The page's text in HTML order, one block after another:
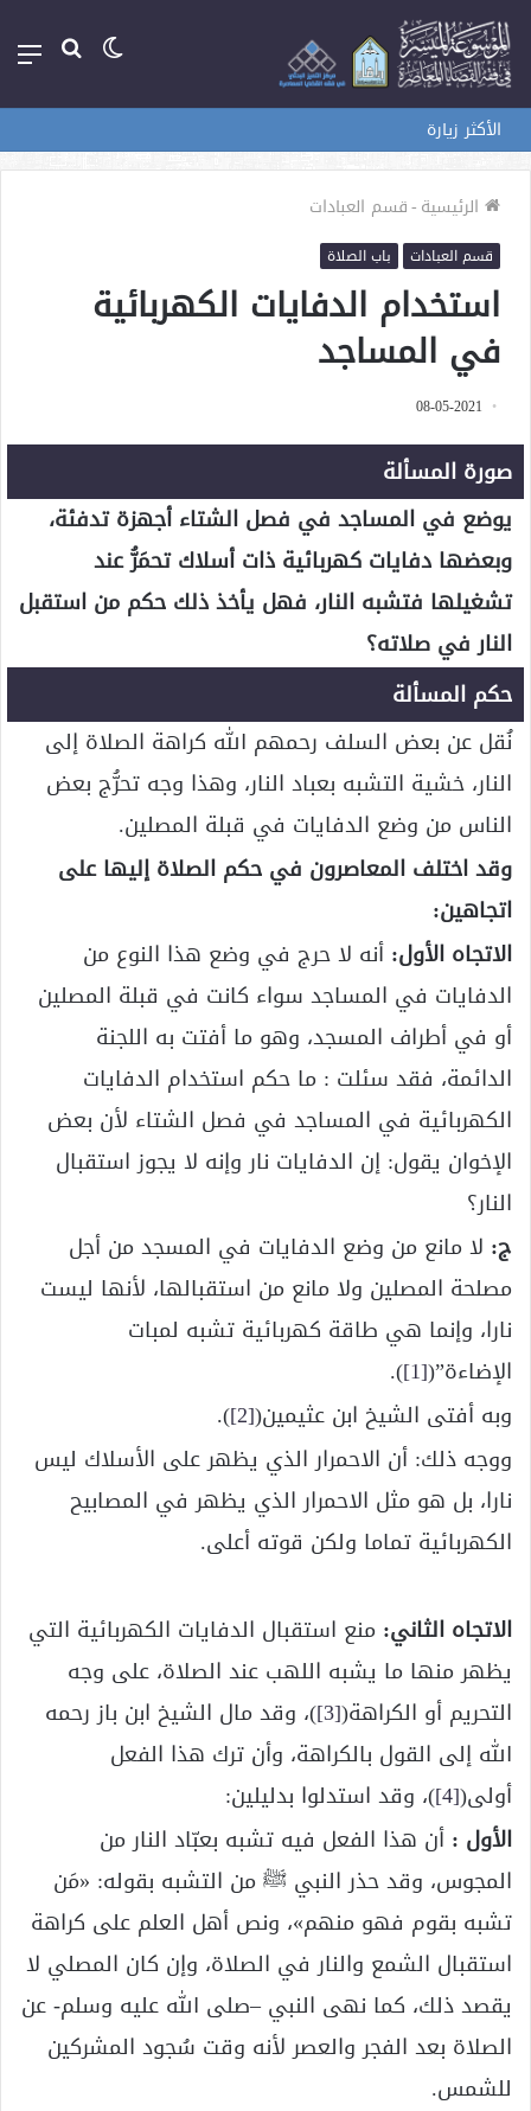
بحث الوضع
الأكثر زيارة
الرئيسية-قسم العبادات
قسم العبادات باب الصلاة
استخدام الدفايات الكهربائية
في المساجد
08-05-2021
صورة المسألة
يوضع في المساجد في فصل الشتاء أجهزة تدفئة،
وبعضها دفايات كهربائية ذات أسلاك تحمَرُّ عند
تشغيلها فتشبه النار، فهل يأخذ ذلك حكم من استقبل
النار في صلاته؟
حكم المسألة
نُقل عن بعض السلف رحمهم الله كراهة الصلاة إلى
النار، خشية التشبه بعباد النار، وهذا وجه تحرُّج بعض
الناس من وضع الدفايات في قبلة المصلين.
وقد اختلف المعاصرون في حكم الصلاة إليها على
اتجاهين:
الاتجاه الأول: أنه لا حرج في وضع هذا النوع من
الدفايات في المساجد سواء كانت في قبلة المصلين
أو في أطراف المسجد، وهو ما أفتت به اللجنة
الدائمة، فقد سئلت : ما حكم استخدام الدفايات
الكهربائية في المساجد في فصل الشتاء لأن بعض
الإخوان يقول: إن الدفايات نار وإنه لا يجوز استقبال
النار؟
ج: لا مانع من وضع الدفايات في المسجد من أجل
مصلحة المصلين ولا مانع من استقبالها، لأنها ليست
نارا، وإنما هي طاقة كهربائية تشبه لمبات
الإضاءة”([1]
).
وبه أفتى الشيخ ابن عثيمين([2]
).
ووجه ذلك: أن الاحمرار الذي يظهر على الأسلاك ليس
نارا، بل هو مثل الاحمرار الذي يظهر في المصابيح
الكهربائية تماما ولكن قوته أعلى.
الاتجاه الثاني: منع استقبال الدفايات الكهربائية التي
يظهر منها ما يشبه اللهب عند الصلاة، على وجه
التحريم أو الكراهة([3] )، وقد مال الشيخ ابن باز رحمه
الله إلى القول بالكراهة، وأن ترك هذا الفعل
أولى([4] )، وقد استدلوا بدليلين:
الأول : أن هذا الفعل فيه تشبه بعبّاد النار من
المجوس، وقد حذر النبي ﷺ من التشبه بقوله: «مَن
تشبه بقوم فهو منهم»، ونص أهل العلم على كراهة
استقبال الشمع والنار في الصلاة، وإن كان المصلي لا
يقصد ذلك، كما نهى النبي –صلى الله عليه وسلم- عن
الصلاة بعد الفجر والعصر لأنه وقت سُجود المشركين
للشمس.